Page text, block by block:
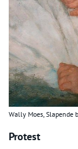
Wally Moes, Slapende
Protest